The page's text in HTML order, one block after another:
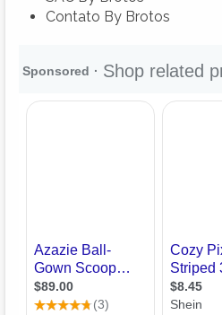
Contato By Brotos